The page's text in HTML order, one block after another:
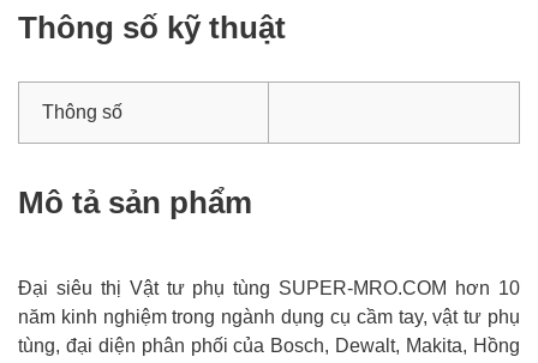
Thông số kỹ thuật
Thông số
Mô tả sản phẩm
Đại siêu thị Vật tư phụ tùng SUPER-MRO.COM hơn 10
năm kinh nghiệm trong ngành dụng cụ cầm tay, vật tư phụ
tùng, đại diện phân phối của Bosch, Dewalt, Makita, Hồng